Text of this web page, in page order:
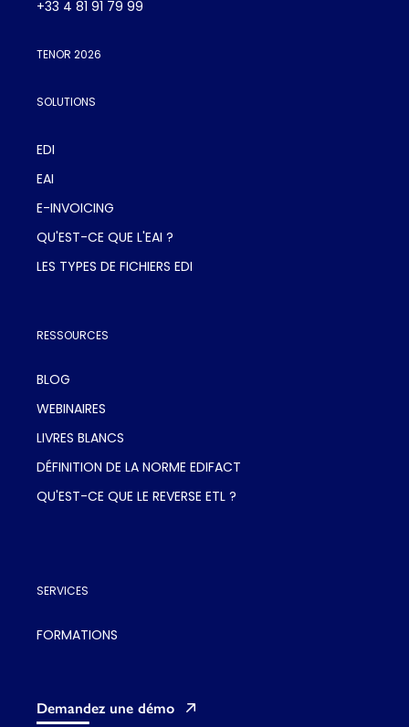
+33 4 81 91 79 99
TENOR 2026
SOLUTIONS
EDI
EAI
E-INVOICING
QU'EST-CE QUE L'EAI ?
LES TYPES DE FICHIERS EDI
RESSOURCES
BLOG
WEBINAIRES
LIVRES BLANCS
DÉFINITION DE LA NORME EDIFACT
QU'EST-CE QUE LE REVERSE ETL ?
SERVICES
FORMATIONS
Demandez une démo